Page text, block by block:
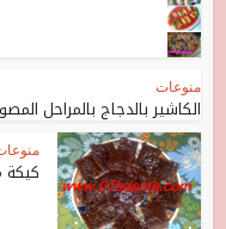
منوعات
الكاشير بالدجاج بالمراحل
كيكة